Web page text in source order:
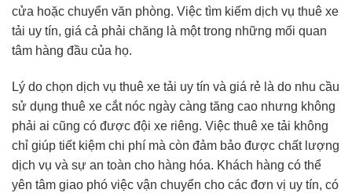
cửa hoặc chuyển văn phòng. Việc tìm kiếm dịch vụ thuê xe
tải uy tín, giá cả phải chăng là một trong những mối quan
tâm hàng đầu của họ.
Lý do chọn dịch vụ thuê xe tải uy tín và giá rẻ là do nhu cầu
sử dụng thuê xe cắt nóc ngày càng tăng cao nhưng không
phải ai cũng có được đội xe riêng. Việc thuê xe tải không
chỉ giúp tiết kiệm chi phí mà còn đảm bảo được chất lượng
dịch vụ và sự an toàn cho hàng hóa. Khách hàng có thể
yên tâm giao phó việc vận chuyển cho các đơn vị uy tín, có